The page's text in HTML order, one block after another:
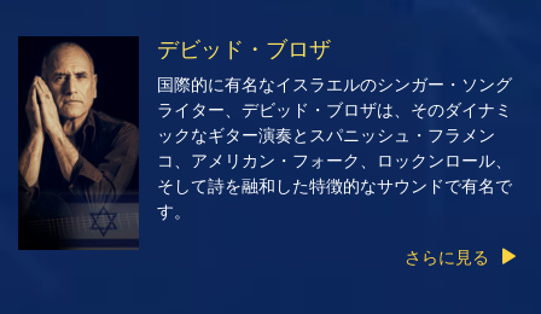
デビッド・ブロザ
国際的に有名なイスラエルのシンガー・ソング
ライター、デビッド・ブロザは、そのダイナミ
ックなギター演奏とスパニッシュ・フラメン
コ、アメリカン・フォーク、ロックンロール、
そして詩を融和した特徴的なサウンドで有名で
す。
さらに見る